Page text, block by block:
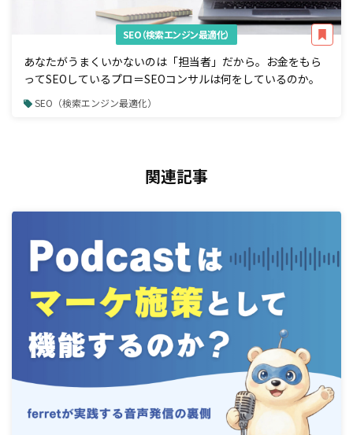
SEO（検索エンジン最適化）
あなたがうまくいかないのは「担当者」だから。お金をもら
ってSEOしているプロ＝SEOコンサルは何をしているのか。
SEO（検索エンジン最適化）
関連記事